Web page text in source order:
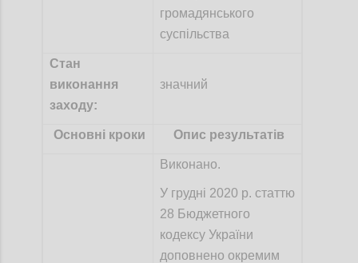
громадянського
суспільства
Стан
виконання
заходу:
значний
Основні кроки Опис результатів
Виконано.
У грудні 2020 р. статтю
28 Бюджетного
кодексу України
доповнено окремим